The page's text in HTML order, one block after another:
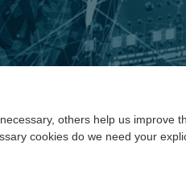
others help us improve
cookies do we need your
26.05.2026